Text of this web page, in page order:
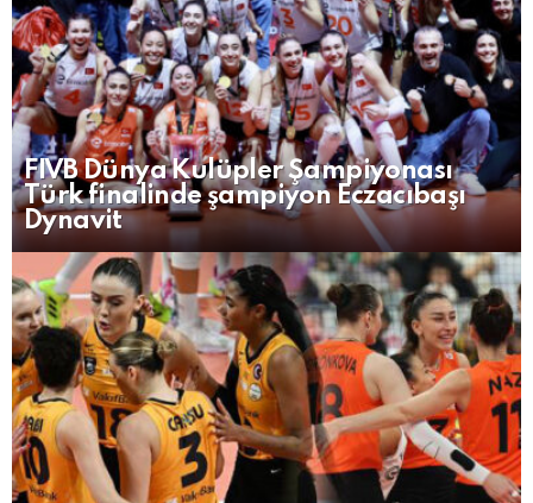
FIVB Dünya Kulüpler Şampiyonası
Türk finalinde şampiyon Eczacıbaşı
Dynavit